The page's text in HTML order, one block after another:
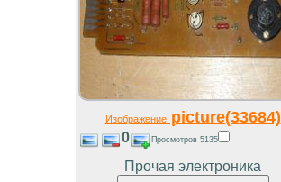
Изображениеpicture(33684)
0 Просмотров 5135
Прочая электроника